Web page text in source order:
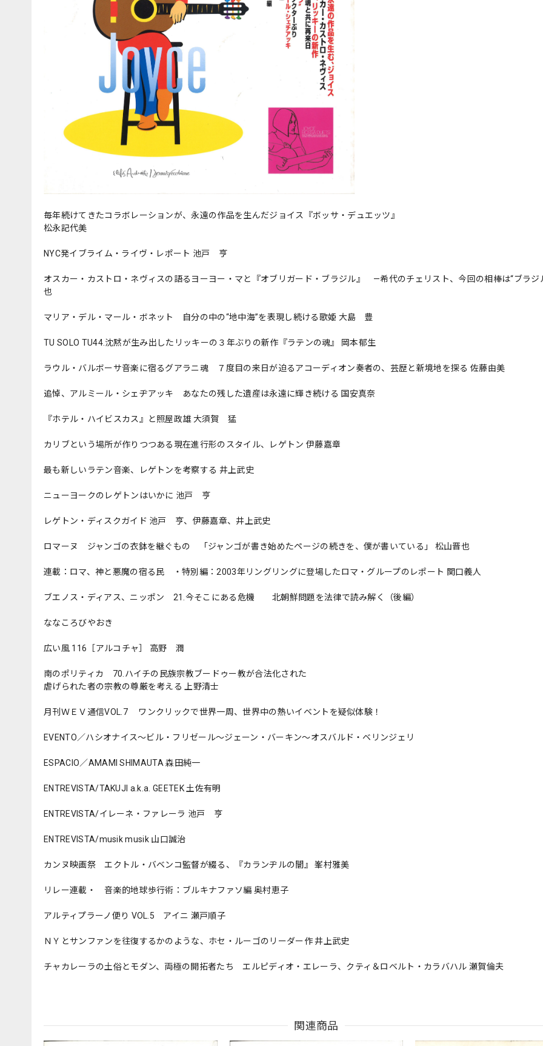
毎年続けてきたコラボレーションが、永遠の作品を生んだジョイス『ボッサ・デュエッツ』
松永記代美
NYC発イブライム・ライヴ・レポート 池戸 亨
オスカー・カストロ・ネヴィスの語るヨーヨー・マと『オブリガード・ブラジル』 —希代のチェリスト、今回の相棒は“ブラジ
也
マリア・デル・マール・ボネット 自分の中の“地中海”を表現し続ける歌姫 大島 豊
TU SOLO TU44.沈黙が生み出したリッキーの３年ぶりの新作『ラテンの魂』 岡本郁生
ラウル・バルボーサ音楽に宿るグアラニ魂 ７度目の来日が迫るアコーディオン奏者の、芸歴と新境地を探る 佐藤由美
追悼、アルミール・シェヂアッキ あなたの残した遺産は永遠に輝き続ける 国安真奈
『ホテル・ハイビスカス』と照屋政雄 大須賀 猛
カリブという場所が作りつつある現在進行形のスタイル、レゲトン 伊藤嘉章
最も新しいラテン音楽、レゲトンを考察する 井上武史
ニューヨークのレゲトンはいかに 池戸 亨
レゲトン・ディスクガイド 池戸 亨、伊藤嘉章、井上武史
ロマーヌ ジャンゴの衣鉢を継ぐもの 「ジャンゴが書き始めたページの続きを、僕が書いている」 松山晋也
連載：ロマ、神と悪魔の宿る民 ・特別編：2003年リングリングに登場したロマ・グループのレポート 関口義人
ブエノス・ディアス、ニッポン 21.今そこにある危機 北朝鮮問題を法律で読み解く（後編）
ななころびやおき
広い風 116［アルコチャ］ 高野 潤
南のポリティカ 70.ハイチの民族宗教ブードゥー教が合法化された
虐げられた者の宗教の尊厳を考える 上野清士
月刊ＷＥＶ通信VOL.7 ワンクリックで世界一周、世界中の熱いイベントを疑似体験！
EVENTO／ハシオナイス〜ビル・フリゼール〜ジェーン・バーキン〜オスバルド・ベリンジェリ
ESPACIO／AMAMI SHIMAUTA 森田純一
ENTREVISTA/TAKUJI a.k.a. GEETEK 土佐有明
ENTREVISTA/イレーネ・ファレーラ 池戸 亨
ENTREVISTA/musik musik 山口誠治
カンヌ映画祭 エクトル・バベンコ監督が綴る、『カランヂルの闇』 峯村雅美
リレー連載・ 音楽的地球歩行術：ブルキナファソ編 奥村恵子
アルティプラーノ便り VOL.5 アイニ 瀬戸順子
ＮＹとサンファンを往復するかのような、ホセ・ルーゴのリーダー作 井上武史
チャカレーラの土俗とモダン、両極の開拓者たち エルピディオ・エレーラ、クティ＆ロベルト・カラバハル 瀬賀倫夫
関連商品